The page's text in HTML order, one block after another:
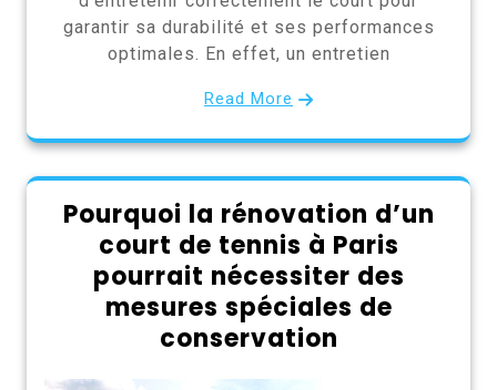
garantir sa durabilité et ses performances
optimales. En effet, un entretien
Read More
Pourquoi la rénovation d’un
court de tennis à Paris
pourrait nécessiter des
mesures spéciales de
conservation